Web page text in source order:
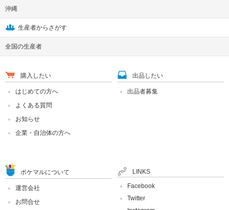
沖縄
生産者からさがす
全国の生産者
購入したい
はじめての方へ
よくある質問
お知らせ
企業・自治体の方へ
出品したい
出品者募集
ポケマルについて
運営会社
お問合せ
LINKS
Facebook
Twitter